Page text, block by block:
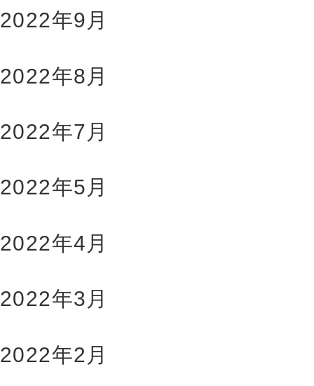
2022年9月
2022年8月
2022年7月
2022年5月
2022年4月
2022年3月
2022年2月